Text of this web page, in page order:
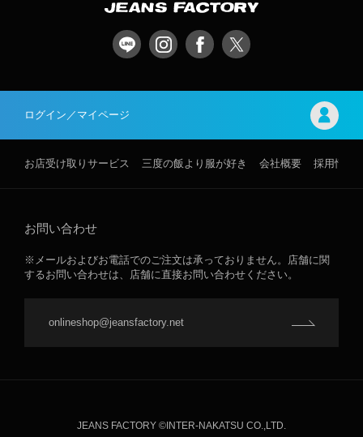
ログイン／マイページ
お店受け取りサービス 三度の飯より服が好き 会社概要 採用情報
お問い合わせ
※メールおよびお電話でのご注文は承っておりません。店舗に関
するお問い合わせは、店舗に直接お問い合わせください。
onlineshop@jeansfactory.net
JEANS FACTORY ©INTER-NAKATSU CO.,LTD.